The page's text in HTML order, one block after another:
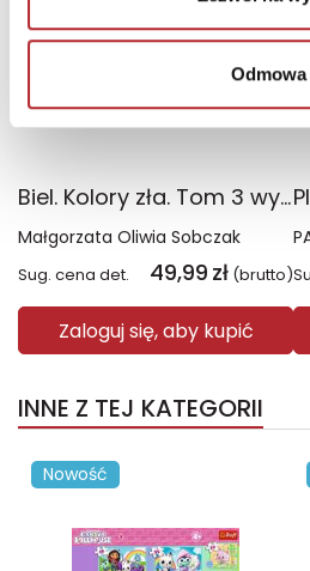
Odmowa
Biel. Kolory zła. Tom 3 wyd. 2025
Małgorzata Oliwia Sobczak
Sug. cena det. 49,99 zł (brutto)
Zaloguj się, aby kupić
INNE Z TEJ KATEGORII
Nowość